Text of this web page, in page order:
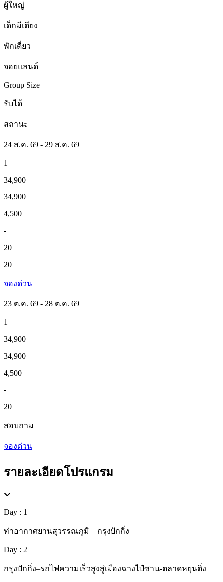
ผู้ใหญ่
เด็กมีเตียง
พักเดี่ยว
จอยแลนด์
Group Size
รับได้
สถานะ
24 ส.ค. 69 - 29 ส.ค. 69
1
34,900
34,900
4,500
-
20
20
จองด่วน
23 ต.ค. 69 - 28 ต.ค. 69
1
34,900
34,900
4,500
-
20
สอบถาม
จองด่วน
รายละเอียดโปรแกรม
Day : 1
ท่าอากาศยานสุวรรณภูมิ – กรุงปักกิ่ง
Day : 2
กรุงปักกิ่ง–รถไฟความเร็วสูงสู่เมืองฉางไป๋ซาน-ตลาดหยุนติ่ง